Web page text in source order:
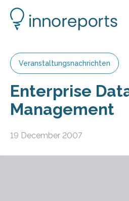
Veranstaltungsnachrichten
Enterprise
Management
19 December 2007